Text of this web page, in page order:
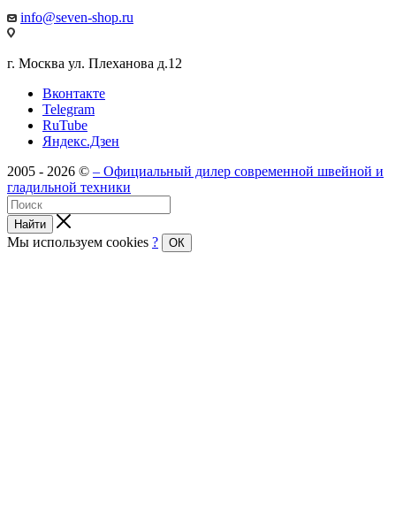
info@seven-shop.ru
г. Москва ул. Плеханова д.12
Вконтакте
Telegram
RuTube
Яндекс.Дзен
2005 - 2026 © – Официальный дилер современной швейной и
гладильной техники
Найти
Мы используем cookies ? ОК